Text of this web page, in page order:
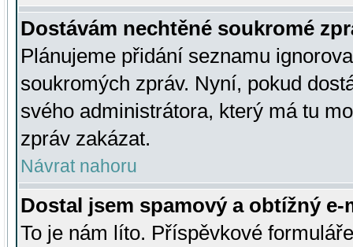
Dostávám nechtěné soukromé
Plánujeme přidání seznamu
soukromých zpráv. Nyní, pokud
svého administrátora, který má tu
zpráv zakázat.
Návrat nahoru
Dostal jsem spamový a obtížný
To je nám líto. Příspěvkové